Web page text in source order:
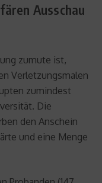
Ausschau
zumute ist,
Verletzungsmalen
zumindest
Die
den Anschein
und eine Menge